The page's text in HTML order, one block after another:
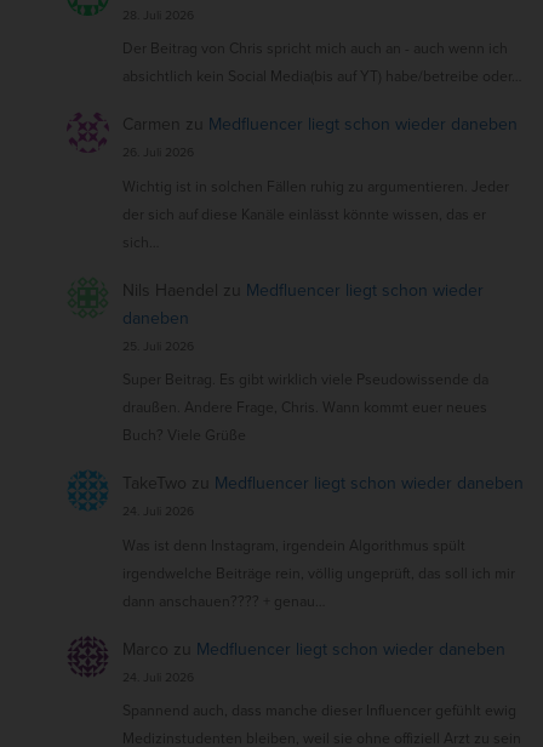
28. Juli 2026
Der Beitrag von Chris spricht mich auch an - auch wenn ich
absichtlich kein Social Media(bis auf YT) habe/betreibe oder…
Carmen zu Medfluencer liegt schon wieder daneben
26. Juli 2026
Wichtig ist in solchen Fällen ruhig zu argumentieren. Jeder
der sich auf diese Kanäle einlässt könnte wissen, das er
Nils Haendel zu Medfluencer liegt schon wieder
daneben
25. Juli 2026
Super Beitrag. Es gibt wirklich viele Pseudowissende da
draußen. Andere Frage, Chris. Wann kommt euer neues
Buch? Viele Grüße
TakeTwo zu Medfluencer liegt schon wieder daneben
24. Juli 2026
Was ist denn Instagram, irgendein Algorithmus spült
irgendwelche Beiträge rein, völlig ungeprüft, das soll ich mir
dann anschauen???? + genau…
Marco zu Medfluencer liegt schon wieder daneben
24. Juli 2026
Spannend auch, dass manche dieser Influencer gefühlt ewig
Medizinstudenten bleiben, weil sie ohne offiziell Arzt zu sein